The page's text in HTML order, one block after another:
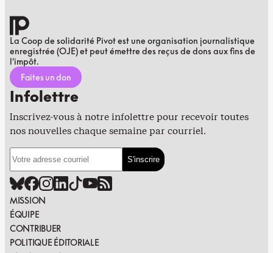
La Coop de solidarité Pivot est une organisation journalistique
enregistrée (OJE) et peut émettre des reçus de dons aux fins de
l’impôt.
Faites un don
Infolettre
Inscrivez-vous à notre infolettre pour recevoir toutes
nos nouvelles chaque semaine par courriel.
MISSION
ÉQUIPE
CONTRIBUER
POLITIQUE ÉDITORIALE